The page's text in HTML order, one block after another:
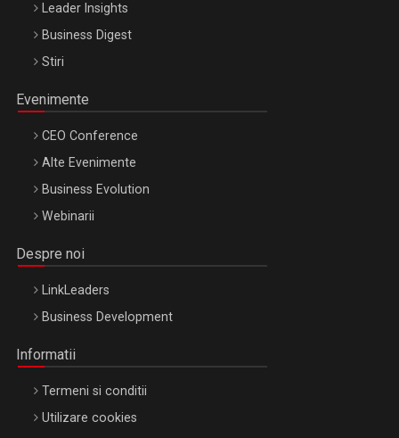
Leader Insights
Business Digest
Stiri
Evenimente
CEO Conference
Alte Evenimente
Business Evolution
Webinarii
Despre noi
LinkLeaders
Business Development
Informatii
Termeni si conditii
Utilizare cookies